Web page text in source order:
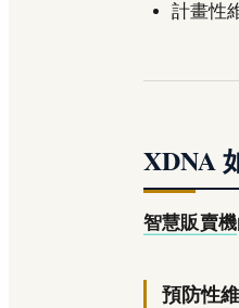
計畫性
XDNA
智慧販賣機
預防性